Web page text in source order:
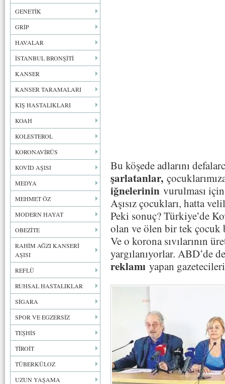
GENETİK
GRİP
HAVALAR
İSTANBUL BRONŞİTİ
KANSER
KANSER TARAMALARI
KIŞ HASTALIKLARI
KOAH
KOLESTEROL
KORONAVİRÜS
KOVİD AŞISI
MEDYA
MEHMET ÖZ
MODERN HAYAT
OBEZİTE
RAHİM AĞZI KANSERİ
AŞISI
REFLÜ
RUHSAL HASTALIKLAR
SİGARA
SPOR VE EGZERSİZ
TEŞHİS
TİROİT
TÜBERKÜLOZ
UZUN YAŞAMA
Bu köşede adlarını
şarlatanlar,
iğnelerinin vurulması
Aşısız çocukları, hatta
Peki sonuç? Türkiye’de
olan ve ölen bir tek çocuk
Ve o korona sıvılarının
yargılanıyorlar. ABD’de
reklamı yapan